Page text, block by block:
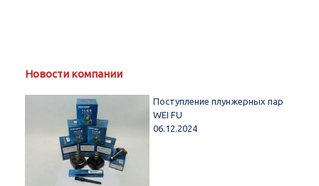
Новости компании
Поступление плунжерных пар
WEI FU
06.12.2024